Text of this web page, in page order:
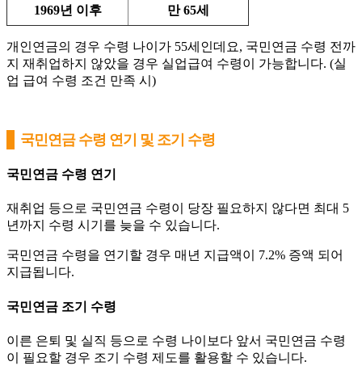
1969년 이후 만 65세
개인연금의 경우 수령 나이가 55세인데요, 국민연금 수령 전까
지 재취업하지 않았을 경우 실업급여 수령이 가능합니다. (실
업 급여 수령 조건 만족 시)
국민연금 수령 연기 및 조기 수령
국민연금 수령 연기
재취업 등으로 국민연금 수령이 당장 필요하지 않다면 최대 5
년까지 수령 시기를 늦을 수 있습니다.
국민연금 수령을 연기할 경우 매년 지급액이 7.2% 증액 되어
지급됩니다.
국민연금 조기 수령
이른 은퇴 및 실직 등으로 수령 나이보다 앞서 국민연금 수령
이 필요할 경우 조기 수령 제도를 활용할 수 있습니다.